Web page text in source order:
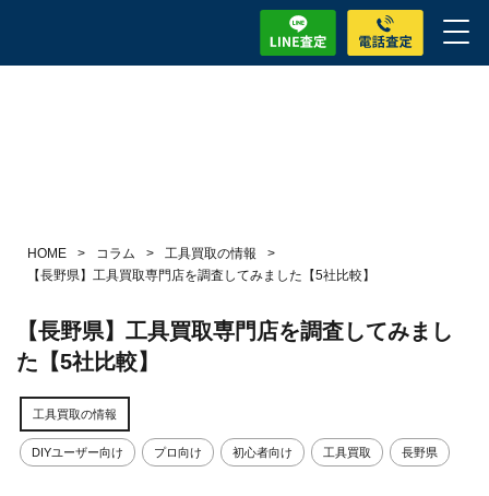
HOME > コラム > 工具買取の情報
>
【長野県】工具買取専門店を調査してみました【5社比較】
【長野県】工具買取専門店を調査してみまし
た【5社比較】
工具買取の情報
DIYユーザー向け プロ向け 初心者向け 工具買取 長野県